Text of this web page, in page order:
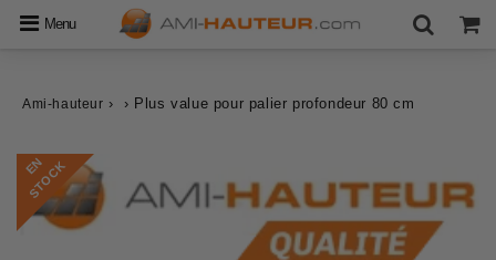
Menu
Ami-hauteur › › Plus value pour palier profondeur 80 cm
E
N
S
T
O
C
K